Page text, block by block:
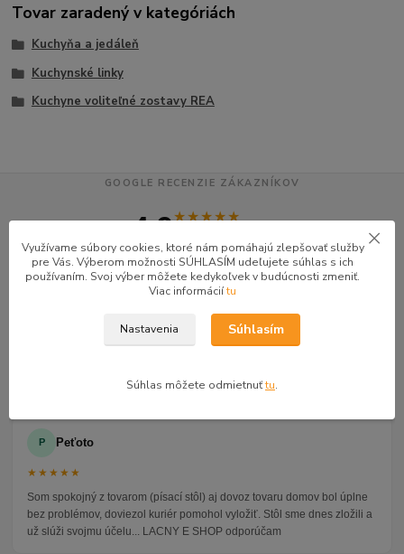
Tovar zaradený v kategóriách
Kuchyňa a jedáleň
Kuchynské linky
Kuchyne voliteľné zostavy REA
GOOGLE RECENZIE ZÁKAZNÍKOV
4.9★★★★★
Veľmi seriózny dodávateľ komunikoval so mnou telefonicky na adrese
taktiež veľmi ochotný ďakujem
P Peťoto
★★★★★
Som spokojný z tovarom (písací stôl) aj dovoz tovaru domov bol úplne
bez problémov, doviezol kuriér pomohol vyložiť. Stôl sme dnes zložili a
už slúži svojmu účelu... LACNY E SHOP odporúčam
Využívame súbory cookies, ktoré nám pomáhajú zlepšovať služby
pre Vás. Výberom možnosti SÚHLASÍM udeľujete súhlas s ich
používaním. Svoj výber môžete kedykoľvek v budúcnosti zmeniť.
Viac informáciítu
Nastavenia Súhlasím
Súhlas môžete odmietnuťtu.